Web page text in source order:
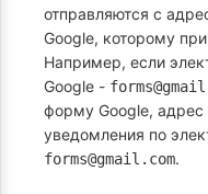
отправляются с
Google, которому
Например, если
Google -
форму Google, адрес
уведомления по
forms@gmail.com.